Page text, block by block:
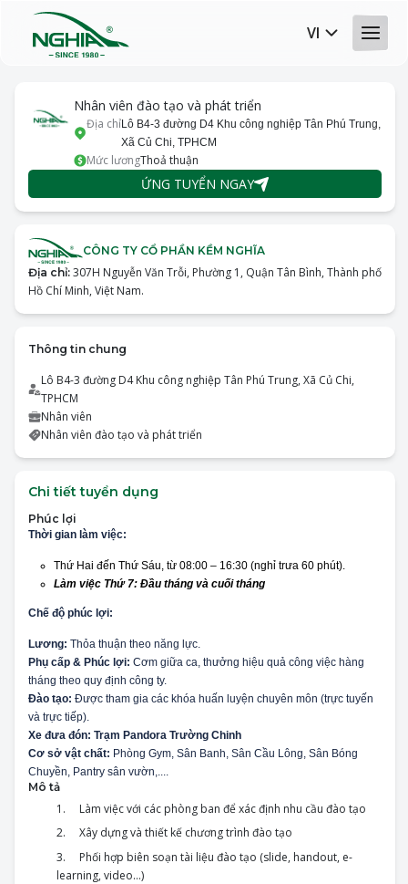
VI
Nhân viên đào tạo và phát triển
Địa chỉLô B4-3 đường D4 Khu công nghiệp Tân Phú Trung,
Xã Củ Chi, TPHCM
Mức lươngThoả thuận
ỨNG TUYỂN NGAY
CÔNG TY CỔ PHẦN KỀM NGHĨA
Địa chỉ: 307H Nguyễn Văn Trỗi, Phường 1, Quận Tân Bình, Thành phố
Hồ Chí Minh, Việt Nam.
Thông tin chung
Lô B4-3 đường D4 Khu công nghiệp Tân Phú Trung, Xã Củ Chi,
TPHCM
Nhân viên
Nhân viên đào tạo và phát triển
Chi tiết tuyển dụng
Phúc lợi
Thời gian làm việc:
Thứ Hai đến Thứ Sáu, từ 08:00 – 16:30 (nghỉ trưa 60 phút).
Làm việc Thứ 7: Đầu tháng và cuối tháng
Chế độ phúc lợi:
Lương: Thỏa thuận theo năng lực.
Phụ cấp & Phúc lợi: Cơm giữa ca, thưởng hiệu quả công việc hàng
tháng theo quy định công ty.
Đào tạo: Được tham gia các khóa huấn luyện chuyên môn (trực tuyến
và trực tiếp).
Xe đưa đón: Trạm Pandora Trường Chinh
Cơ sở vật chất: Phòng Gym, Sân Banh, Sân Cầu Lông, Sân Bóng
Chuyền, Pantry sân vườn,....
Mô tả
1.
Làm việc với các phòng ban để xác định nhu cầu đào tạo
2.
Xây dựng và thiết kế chương trình đào tạo
3.
Phối hợp biên soạn tài liệu đào tạo (slide, handout, e-
learning, video...)